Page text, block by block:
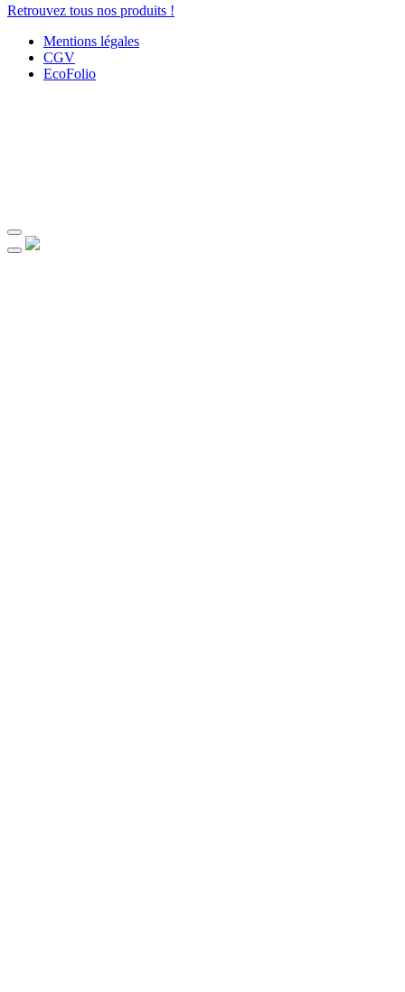
Retrouvez tous nos produits !
Mentions légales
CGV
EcoFolio